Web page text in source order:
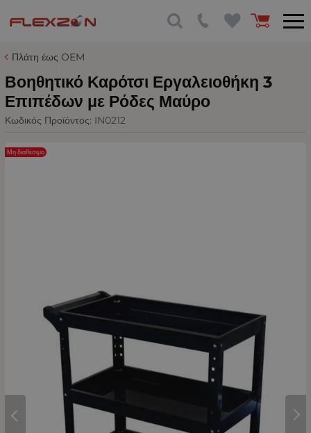
Πλάτη έως OEM
Βοηθητικό Καρότσι Εργαλειοθήκη 3
Επιπέδων με Ρόδες Μαύρο
Κωδικός Προϊόντος: IN0212
Μη διαθέσιμο